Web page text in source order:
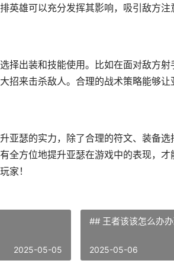
英雄可以充分发挥其影响，吸引敌方注
择出装和技能使用。比如在面对敌方
招来击杀敌人。合理的战术策略能够让
亚瑟的实力，除了合理的符文、装备
全方位地提升亚瑟在游戏中的表现，
家！
2025-05-05
## 王者该该怎么办
2025-05-06